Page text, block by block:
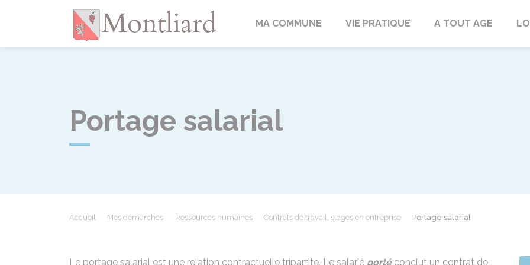
MontliardMA COMMUNE VIE PRATIQUE A TOUT AGE
Portage salarial
Accueil Mes démarches Ressources humaines Contrats de travail, stages en entreprise Portage salarial
Le portage salarial est une relation contractuelle tripartite. Le salarié portéconclut un contrat de